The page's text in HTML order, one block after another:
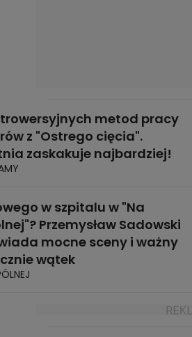
metod pracy
z "Ostrego cięcia".
zaskakuje najbardziej!
w szpitalu w "Na
Przemysław Sadowski
mocne sceny i ważny
wątek